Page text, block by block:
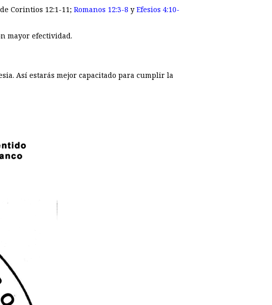
Corintios 12:1-11; Romanos 12:3-8 y Efesios 4:10-
mayor efectividad.
Así estarás mejor capacitado para cumplir la